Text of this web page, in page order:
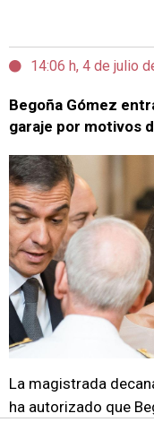
14:06 h, 4 de julio
Begoña Gómez
garaje por motivos
La magistrada
ha autorizado que
presidente del